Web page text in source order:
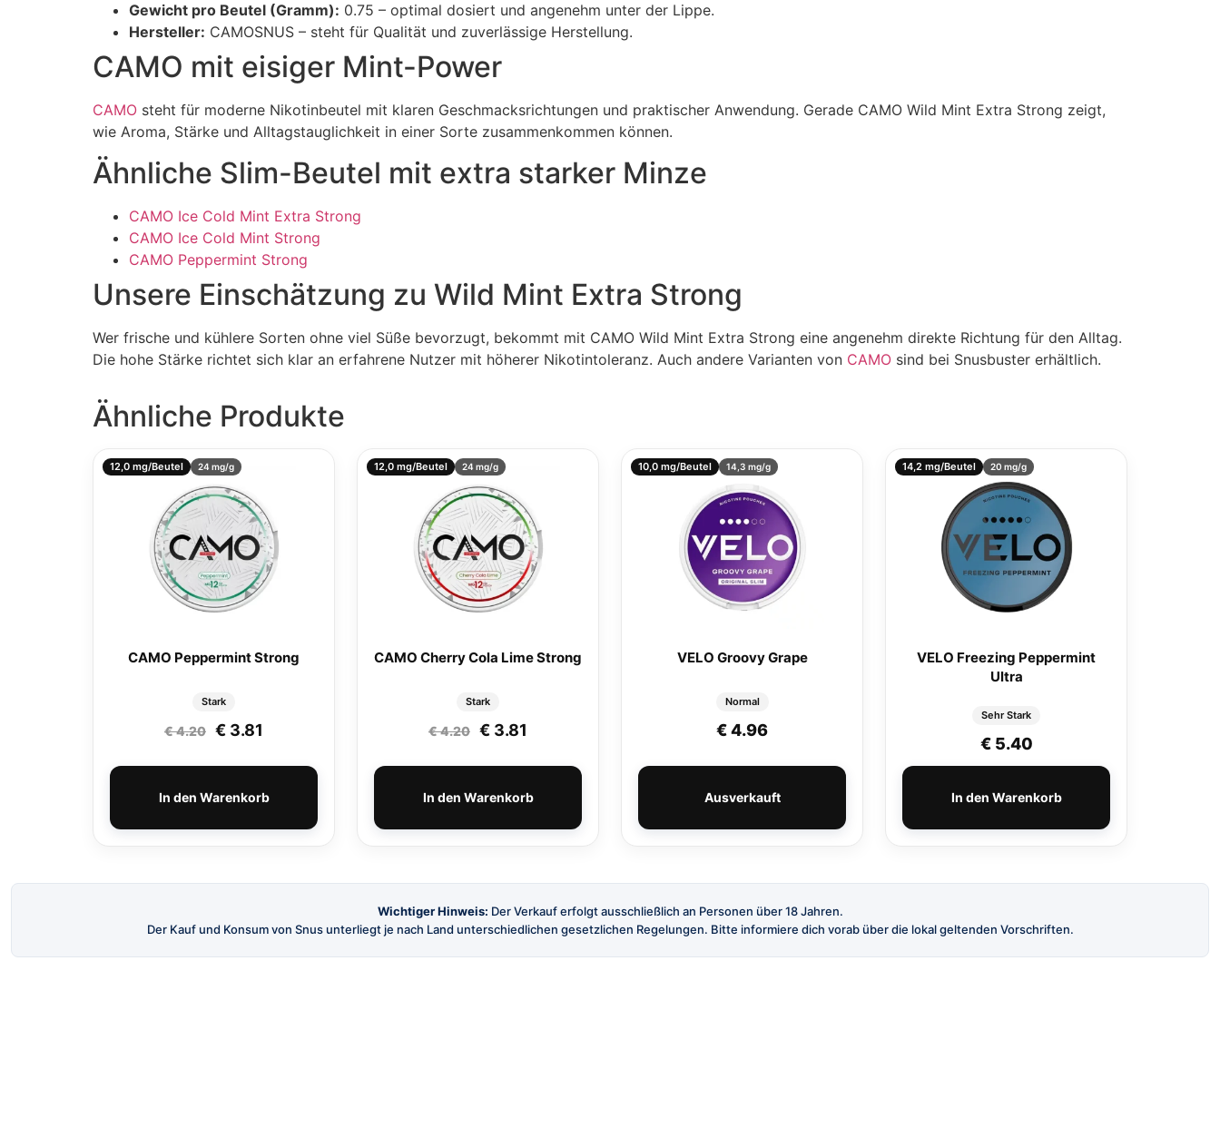
Gewicht pro Beutel (Gramm): 0.75 – optimal dosiert und angenehm unter der Lippe.
Hersteller: CAMOSNUS – steht für Qualität und zuverlässige Herstellung.
CAMO mit eisiger Mint-Power
CAMO steht für moderne Nikotinbeutel mit klaren Geschmacksrichtungen und praktischer Anwendung. Gerade CAMO Wild Mint Extra Strong zeigt,
wie Aroma, Stärke und Alltagstauglichkeit in einer Sorte zusammenkommen können.
Ähnliche Slim-Beutel mit extra starker Minze
CAMO Ice Cold Mint Extra Strong
CAMO Ice Cold Mint Strong
CAMO Peppermint Strong
Unsere Einschätzung zu Wild Mint Extra Strong
Wer frische und kühlere Sorten ohne viel Süße bevorzugt, bekommt mit CAMO Wild Mint Extra Strong eine angenehm direkte Richtung für den Alltag.
Die hohe Stärke richtet sich klar an erfahrene Nutzer mit höherer Nikotintoleranz. Auch andere Varianten von CAMO sind bei Snusbuster erhältlich.
Ähnliche Produkte
12,0 mg/Beutel 24 mg/g
CAMO Peppermint Strong
Stark
€4.20 Ursprünglicher Preis war: € 4.20
€ 3.81 Aktueller Preis ist: € 3.81.
In den Warenkorb
12,0 mg/Beutel 24 mg/g
CAMO Cherry Cola Lime Strong
Stark
€4.20 Ursprünglicher Preis war: € 4.20
€ 3.81 Aktueller Preis ist: € 3.81.
In den Warenkorb
10,0 mg/Beutel 14,3 mg/g
VELO Groovy Grape
Normal
€4.96
Ausverkauft
14,2 mg/Beutel 20 mg/g
VELO Freezing Peppermint
Ultra
Sehr Stark
€5.40
In den Warenkorb
Wichtiger Hinweis: Der Verkauf erfolgt ausschließlich an Personen über 18 Jahren.
Der Kauf und Konsum von Snus unterliegt je nach Land unterschiedlichen gesetzlichen Regelungen. Bitte informiere dich vorab über die lokal geltenden Vorschriften.